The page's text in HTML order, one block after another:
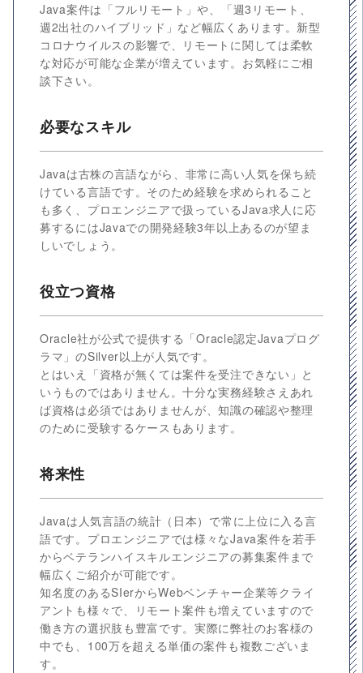
Java案件は「フルリモート」や、「週3リモート、
週2出社のハイブリッド」など幅広くあります。新型
コロナウイルスの影響で、リモートに関しては柔軟
な対応が可能な企業が増えています。お気軽にご相
談下さい。
必要なスキル
Javaは古株の言語ながら、非常に高い人気を保ち続
けている言語です。そのため経験を求められること
も多く、プロエンジニアで扱っているJava求人に応
募するにはJavaでの開発経験3年以上あるのが望ま
しいでしょう。
役立つ資格
Oracle社が公式で提供する「Oracle認定Javaプログ
ラマ」のSilver以上が人気です。
とはいえ「資格が無くては案件を受注できない」と
いうものではありません。十分な実務経験さえあれ
ば資格は必須ではありませんが、知識の確認や整理
のために受験するケースもあります。
将来性
Javaは人気言語の統計（日本）で常に上位に入る言
語です。プロエンジニアでは様々なJava案件を若手
からベテランハイスキルエンジニアの募集案件まで
幅広くご紹介が可能です。
知名度のあるSIerからWebベンチャー企業等クライ
アントも様々で、リモート案件も増えていますので
働き方の選択肢も豊富です。実際に弊社のお客様の
中でも、100万を超える単価の案件も複数ございま
す。